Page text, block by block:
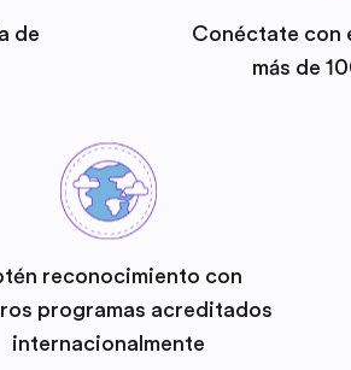
de
Conéctate con
más de
reconocimiento con
programas acreditados
internacionalmente